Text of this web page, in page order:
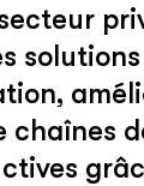
chaînes